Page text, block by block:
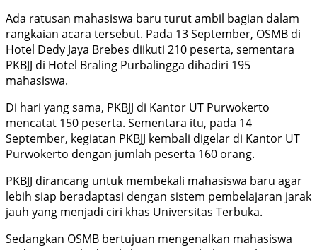
Ada ratusan mahasiswa baru turut ambil bagian dalam
rangkaian acara tersebut. Pada 13 September, OSMB di
Hotel Dedy Jaya Brebes diikuti 210 peserta, sementara
PKBJJ di Hotel Braling Purbalingga dihadiri 195
mahasiswa.
Di hari yang sama, PKBJJ di Kantor UT Purwokerto
mencatat 150 peserta. Sementara itu, pada 14
September, kegiatan PKBJJ kembali digelar di Kantor UT
Purwokerto dengan jumlah peserta 160 orang.
PKBJJ dirancang untuk membekali mahasiswa baru agar
lebih siap beradaptasi dengan sistem pembelajaran jarak
jauh yang menjadi ciri khas Universitas Terbuka.
Sedangkan OSMB bertujuan mengenalkan mahasiswa